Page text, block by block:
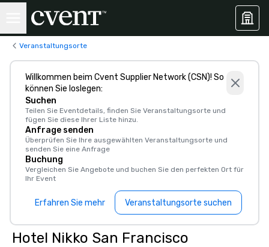
Veranstaltungsorte
Willkommen beim Cvent Supplier Network (CSN)! So
können Sie loslegen:
Suchen
Teilen Sie Eventdetails, finden Sie Veranstaltungsorte und
fügen Sie diese Ihrer Liste hinzu.
Anfrage senden
Überprüfen Sie Ihre ausgewählten Veranstaltungsorte und
senden Sie eine Anfrage
Buchung
Vergleichen Sie Angebote und buchen Sie den perfekten Ort für
Ihr Event
Erfahren Sie mehr Veranstaltungsorte suchen
Hotel Nikko San Francisco